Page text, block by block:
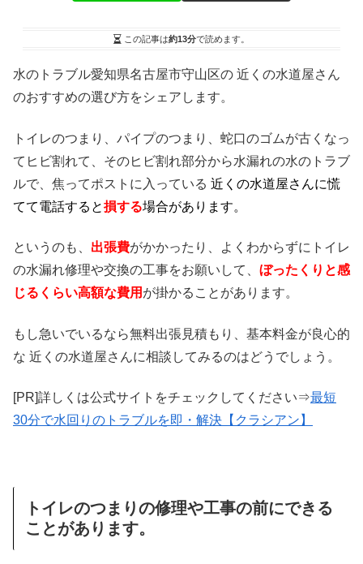
この記事は約13分で読めます。
水のトラブル愛知県名古屋市守山区の 近くの水道屋さん
のおすすめの選び方をシェアします。
トイレのつまり、パイプのつまり、蛇口のゴムが古くなっ
てヒビ割れて、そのヒビ割れ部分から水漏れの水のトラブ
ルで、焦ってポストに入っている 近くの水道屋さんに慌
てて電話すると損する場合があります。
というのも、 出張費がかかったり、よくわからずにトイレ
の水漏れ修理や交換の工事をお願いして、 ぼったくりと感
じるくらい高額な費用 が掛かることがあります。
もし急いでいるなら無料出張見積もり、基本料金が良心的
な 近くの水道屋さんに相談してみるのはどうでしょう。
[PR]詳しくは公式サイトをチェックしてください⇒最短
30分で水回りのトラブルを即・解決【クラシアン】
トイレのつまりの修理や工事の前にできる
ことがあります。